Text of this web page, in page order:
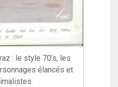
: le style 70’s, les
élancés et